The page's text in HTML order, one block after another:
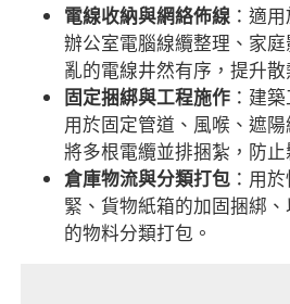
電線收納與網絡佈線 ：適
辦公室電腦線纜整理、家
亂的電線井然有序，提升散
固定捆綁與工程施作 ：建
用於固定管道、風喉、遮
將多根電纜並排捆紮，防止
倉庫物流與分類打包 ：用
緊、貨物紙箱的加固捆綁
的物料分類打包。